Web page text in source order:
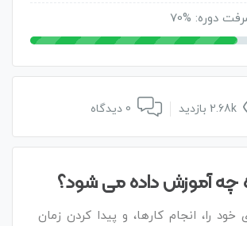
دوره: %70
چه آموزش داده می شود؟
خود را، انجام کارها، و پیدا کردن زمان